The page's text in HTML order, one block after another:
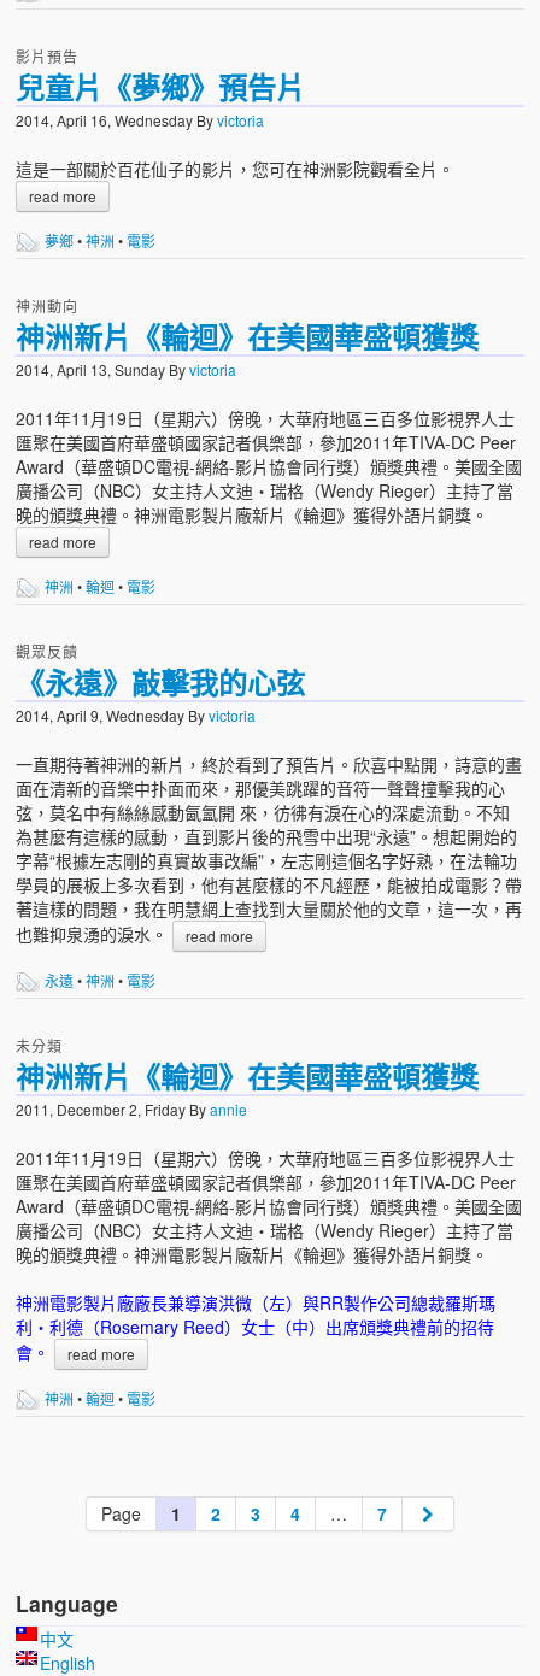
影片預告
兒童片《夢鄉》預告片
2014, April 16, Wednesday Byvictoria
這是一部關於百花仙子的影片，您可在神洲影院觀看全片。
read more
夢鄉•神洲 • 電影
神洲動向
神洲新片《輪迴》在美國華盛頓獲獎
2014, April 13, Sunday Byvictoria
2011年11月19日（星期六）傍晚，大華府地區三百多位影視界人士
匯聚在美國首府華盛頓國家記者俱樂部，參加2011年TIVA-DC Peer
Award（華盛頓DC電視-網絡-影片協會同行獎）頒獎典禮。美國全國
廣播公司（NBC）女主持人文迪‧瑞格（Wendy Rieger）主持了當
晚的頒獎典禮。神洲電影製片廠新片《輪迴》獲得外語片銅獎。
read more
神洲 •輪迴 • 電影
觀眾反饋
《永遠》敲擊我的心弦
2014, April 9, Wednesday Byvictoria
一直期待著神洲的新片，終於看到了預告片。欣喜中點開，詩意的畫
面在清新的音樂中扑面而來，那優美跳躍的音符一聲聲撞擊我的心
弦，莫名中有絲絲感動氤氳開 來，彷彿有淚在心的深處流動。不知
為甚麼有這樣的感動，直到影片後的飛雪中出現“永遠”。想起開始的
字幕“根據左志剛的真實故事改編”，左志剛這個名字好熟，在法輪功
學員的展板上多次看到，他有甚麼樣的不凡經歷，能被拍成電影？帶
著這樣的問題，我在明慧網上查找到大量關於他的文章，這一次，再
也難抑泉湧的淚水。
read more
永遠•神洲 • 電影
未分類
神洲新片《輪迴》在美國華盛頓獲獎
2011, December 2, Friday Byannie
2011年11月19日（星期六）傍晚，大華府地區三百多位影視界人士
匯聚在美國首府華盛頓國家記者俱樂部，參加2011年TIVA-DC Peer
Award（華盛頓DC電視-網絡-影片協會同行獎）頒獎典禮。美國全國
廣播公司（NBC）女主持人文迪‧瑞格（Wendy Rieger）主持了當
晚的頒獎典禮。神洲電影製片廠新片《輪迴》獲得外語片銅獎。
神洲電影製片廠廠長兼導演洪微（左）與RR製作公司總裁羅斯瑪
利‧利德（Rosemary Reed）女士（中）出席頒獎典禮前的招待
會。
read more
神洲 •輪迴 • 電影
Page 1 2 3 4 … 7
Language
中文
English